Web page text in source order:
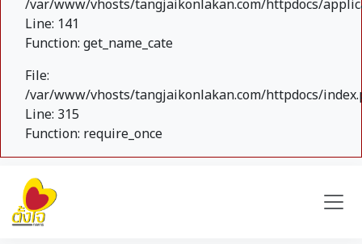
/var/www/vhosts/tangjaikonlakan.com/httpdocs/
Line: 141
Function: get_name_cate
File:
/var/www/vhosts/tangjaikonlakan.com/httpdocs/
Line: 315
Function: require_once